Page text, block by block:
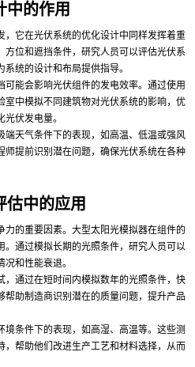
中的作用
，它在光伏系统的优化设计中同样发挥着重
位和遮挡条件，研究人员可以评估光伏系
统的设计和布局提供指导。
能会影响光伏组件的发电效率。通过使用
室中模拟不同建筑物对光伏系统的影响，优
伏发电量。
端天气条件下的表现，如高温、低温或强风
师提前识别潜在问题，确保光伏系统在各种
估中的应用
力的重要因素。大型太阳光模拟器在组件的
。通过模拟长期的光照条件，研究人员可以
和性能衰退。
，通过在短时间内模拟数年的光照条件，快
助制造商识别潜在的质量问题，提升产品
条件下的表现，如高湿、高温等。这些测
帮助他们改进生产工艺和材料选择，从而